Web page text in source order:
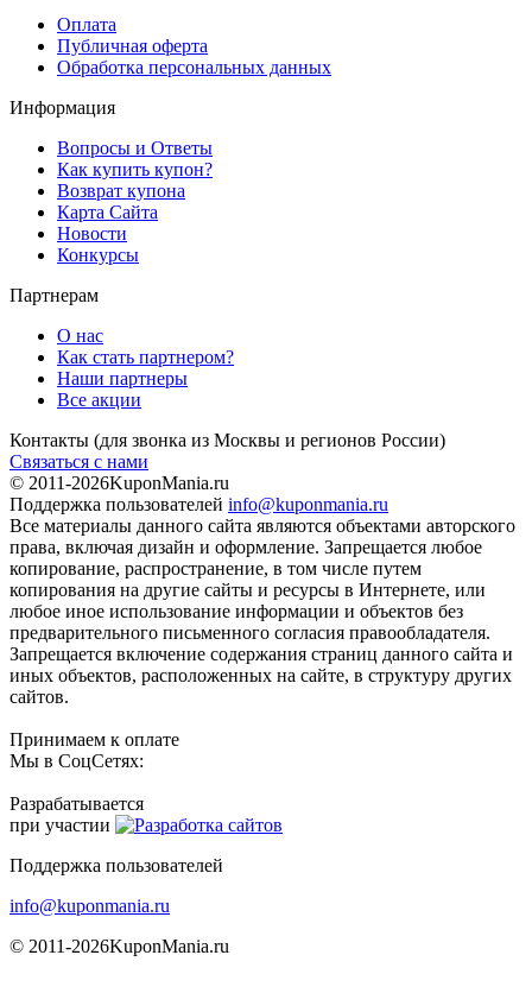
Оплата
Публичная оферта
Обработка персональных данных
Информация
Вопросы и Ответы
Как купить купон?
Возврат купона
Карта Сайта
Новости
Конкурсы
Партнерам
О нас
Как стать партнером?
Наши партнеры
Все акции
Контакты (для звонка из Москвы и регионов России)
Связаться с нами
© 2011-2026KuponMania.ru
Поддержка пользователей info@kuponmania.ru
Все материалы данного сайта являются объектами авторского
права, включая дизайн и оформление. Запрещается любое
копирование, распространение, в том числе путем
копирования на другие сайты и ресурсы в Интернете, или
любое иное использование информации и объектов без
предварительного письменного согласия правообладателя.
Запрещается включение содержания страниц данного сайта и
иных объектов, расположенных на сайте, в структуру других
сайтов.
Принимаем к оплате
Мы в СоцСетях:
Разрабатывается
при участии
Поддержка пользователей
info@kuponmania.ru
© 2011-2026KuponMania.ru